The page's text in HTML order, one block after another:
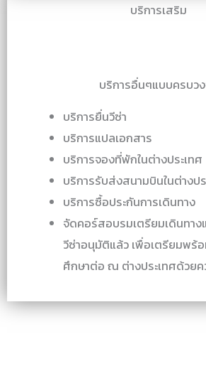
บริการเสริม
บริการอื่นๆแบบครบว
บริการยื่นวีซ่า
บริการแปลเอกสาร
บริการจองที่พักในต่างประเทศ
บริการรับส่งสนามบินในต่างปร
บริการซื้อประกันการเดินทาง
จัดคอร์สอบรมเตรียมเดินทาง
วีซ่าอนุมัติแล้ว เพื่อเตรียมพร้อ
ศึกษาต่อ ณ ต่างประเทศด้วยค